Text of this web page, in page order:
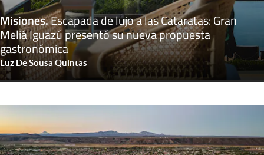
Misiones.Escapada de lujo a las Cataratas: Gran
Meliá Iguazú presentó su nueva propuesta
gastronómica
Luz De Sousa Quintas